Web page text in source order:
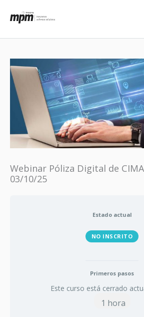
Webinar Póliza Digital de
03/10/25
Estado actual
NO INSCRITO
Primeros pasos
Este curso está cerrado
1 hora